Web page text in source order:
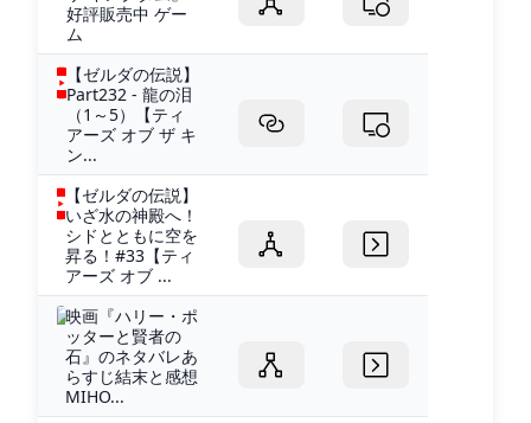
好評販売中 ゲー
ム
【ゼルダの伝説】
Part232 - 龍の泪
（1～5）【ティ
アーズ オブ ザ キ
ン...
【ゼルダの伝説】
いざ水の神殿へ！
シドとともに空を
昇る！#33【ティ
アーズ オブ ...
映画『ハリー・ポ
ッターと賢者の
石』のネタバレあ
らすじ結末と感想
MIHO...